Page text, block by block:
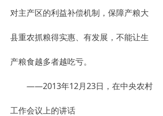
对主产区的利益补偿机制，保障产粮大
县重农抓粮得实惠、有发展，不能让生
产粮食越多者越吃亏。
——2013年12月23日，在中央农村
工作会议上的讲话